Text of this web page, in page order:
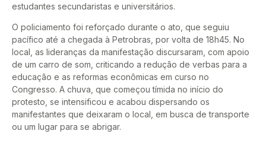
estudantes secundaristas e universitários.
O policiamento foi reforçado durante o ato, que seguiu
pacífico até a chegada à Petrobras, por volta de 18h45. No
local, as lideranças da manifestação discursaram, com apoio
de um carro de som, criticando a redução de verbas para a
educação e as reformas econômicas em curso no
Congresso. A chuva, que começou tímida no início do
protesto, se intensificou e acabou dispersando os
manifestantes que deixaram o local, em busca de transporte
ou um lugar para se abrigar.